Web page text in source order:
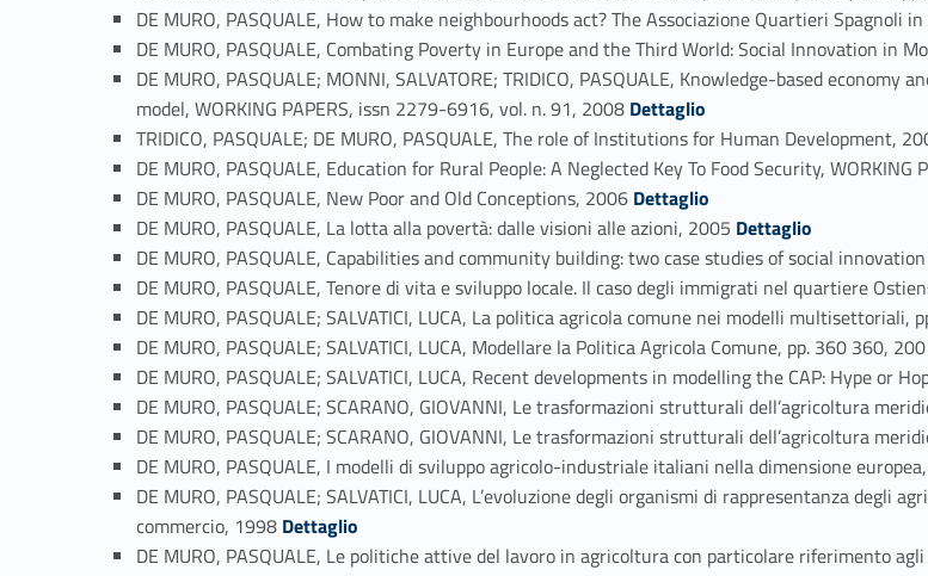
DE MURO, PASQUALE, How to make neighbourhoods act? The Associazione Quartieri Spagnoli
DE MURO, PASQUALE, Combating Poverty in Europe and the Third World: Social Innovation in
DE MURO, PASQUALE; MONNI, SALVATORE; TRIDICO, PASQUALE, Knowledge-based
model, WORKING PAPERS, issn 2279-6916, vol. n. 91, 2008 Link identifier #identifier_person_52413-63
Dettaglio
TRIDICO, PASQUALE; DE MURO, PASQUALE, The role of Institutions for Human Development,
DE MURO, PASQUALE, Education for Rural People: A Neglected Key To Food Security,
DE MURO, PASQUALE, New Poor and Old Conceptions, 2006 Link identifier #identifier_person_172195-66
Dettaglio
DE MURO, PASQUALE, La lotta alla povertà: dalle visioni alle azioni, 2005 Link identifier #identifier_person_170975-67
Dettaglio
DE MURO, PASQUALE, Capabilities and community building: two case studies of social
DE MURO, PASQUALE, Tenore di vita e sviluppo locale. Il caso degli immigrati nel quartiere
DE MURO, PASQUALE; SALVATICI, LUCA, La politica agricola comune nei modelli multisettoriali,
DE MURO, PASQUALE; SALVATICI, LUCA, Modellare la Politica Agricola Comune, pp. 360 360,
DE MURO, PASQUALE; SALVATICI, LUCA, Recent developments in modelling the CAP: Hype or
DE MURO, PASQUALE; SCARANO, GIOVANNI, Le trasformazioni strutturali dell’agricoltura
DE MURO, PASQUALE; SCARANO, GIOVANNI, Le trasformazioni strutturali dell’agricoltura
DE MURO, PASQUALE, I modelli di sviluppo agricolo-industriale italiani nella dimensione
DE MURO, PASQUALE; SALVATICI, LUCA, L’evoluzione degli organismi di rappresentanza
commercio, 1998 Link identifier #identifier_person_187574-76
Dettaglio
DE MURO, PASQUALE, Le politiche attive del lavoro in agricoltura con particolare riferimento